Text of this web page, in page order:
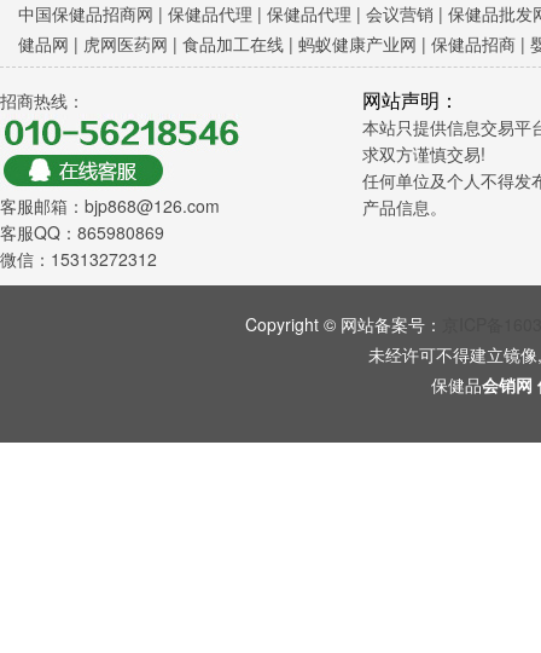
中国保健品招商网 | 保健品代理 | 保健品代理 | 会议营销 | 保健品批发
健品网 | 虎网医药网 | 食品加工在线 | 蚂蚁健康产业网 | 保健品招商 |
招商热线：
客服邮箱：bjp868@126.com
客服QQ：865980869
微信：15313272312
网站声明：
本站只提供信息交易平
求双方谨慎交易!
任何单位及个人不得发
产品信息。
Copyright © 网站备案号：
未经许可不得建立镜
保健品会销网